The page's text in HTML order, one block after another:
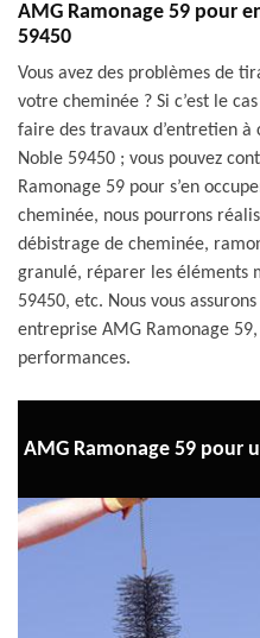
AMG Ramonage 59 pour
59450
Vous avez des problèmes de
votre cheminée ? Si c’est le
faire des travaux d’entretien
Noble 59450 ; vous pouvez
Ramonage 59 pour s’en
cheminée, nous pourrons
débistrage de cheminée,
granulé, réparer les éléments
59450, etc. Nous vous
entreprise AMG Ramonage
performances.
AMG Ramonage 59 pour